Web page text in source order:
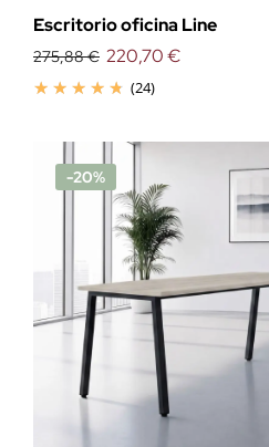
Escritorio oficina Line
275,88 €
(24)
220,70 €
-20%